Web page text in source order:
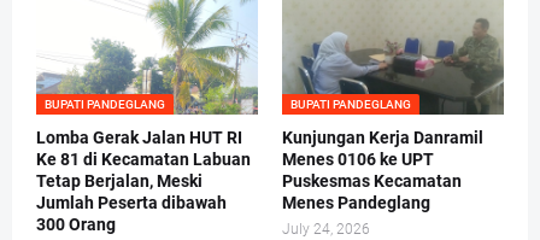
BUPATI PANDEGLANG
Lomba Gerak Jalan HUT RI
Ke 81 di Kecamatan Labuan
Tetap Berjalan, Meski
Jumlah Peserta dibawah
300 Orang
BUPATI PANDEGLANG
Kunjungan Kerja Danramil
Menes 0106 ke UPT
Puskesmas Kecamatan
Menes Pandeglang
July 24, 2026